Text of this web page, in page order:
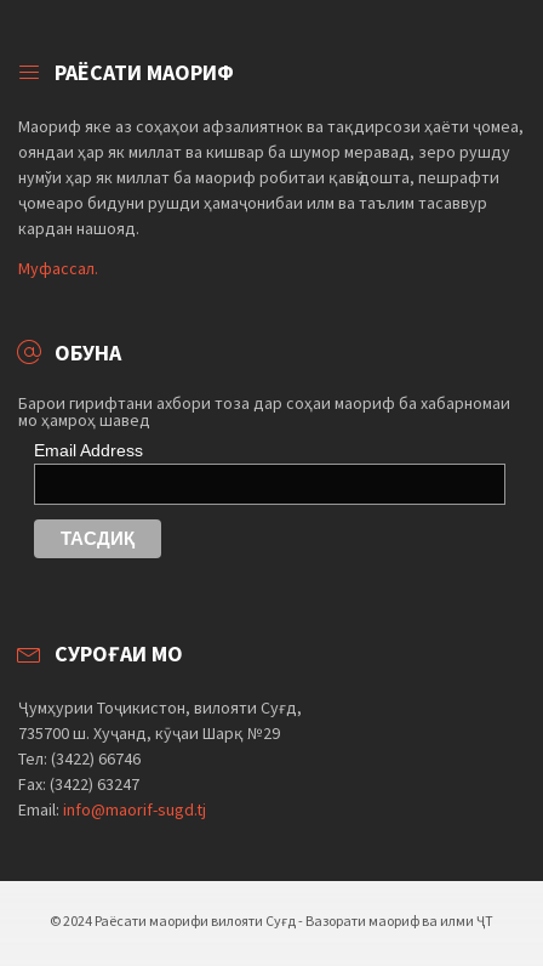
РАЁСАТИ МАОРИФ
Маориф яке аз соҳаҳои афзалиятнок ва тақдирсози ҳаёти ҷомеа,
ояндаи ҳар як миллат ва кишвар ба шумор меравад, зеро рушду
нумўи ҳар як миллат ба маориф робитаи қавӣ дошта, пешрафти
ҷомеаро бидуни рушди ҳамаҷонибаи илм ва таълим тасаввур
кардан нашояд.
Муфассал.
ОБУНА
Барои гирифтани ахбори тоза дар соҳаи маориф ба хабарномаи
мо ҳамроҳ шавед
Email Address
СУРОҒАИ МО
Ҷумҳурии Тоҷикистон, вилояти Суғд,
735700 ш. Хуҷанд, кӯҷаи Шарқ №29
Тел: (3422) 66746
Fax: (3422) 63247
Email: info@maorif-sugd.tj
© 2024 Раёсати маорифи вилояти Суғд - Вазорати маориф ва илми ҶТ